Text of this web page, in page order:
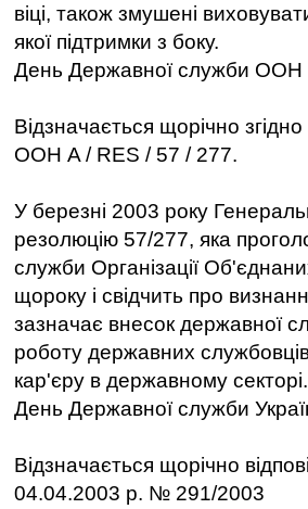
віці, також змушені
якої підтримки з боку.
День Державної служби ООН
Відзначається щорічно
ООН A / RES / 57 / 277.
У березні 2003 року
резолюцію 57/277, яка
служби Організації
щороку і свідчить про
зазначає внесок державної
роботу державних
кар'єру в державному секторі.
День Державної служби
Відзначається щорічно
04.04.2003 р. № 291/2003